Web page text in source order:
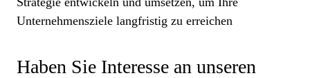
Unternehmensziele langfristig zu erreichen
Haben Sie Interesse an unseren